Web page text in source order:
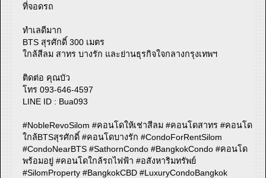
ที่จอดรถ
ทำเลดีมาก
BTS สุรศักดิ์ 300 เมตร
ใกล้สีลม สาทร บางรัก และย่านธุรกิจใจกลางกรุงเทพฯ
ติดต่อ คุณบัว
โทร 093-646-4597
LINE ID : Bua093
#NobleRevoSilom #คอนโดให้เช่าสีลม #คอนโดสาทร #คอนโด
ใกล้BTSสุรศักดิ์ #คอนโดบางรัก #CondoForRentSilom
#CondoNearBTS #SathornCondo #BangkokCondo #คอนโด
พร้อมอยู่ #คอนโดใกล้รถไฟฟ้า #อสังหาริมทรัพย์
#SilomProperty #BangkokCBD #LuxuryCondoBangkok